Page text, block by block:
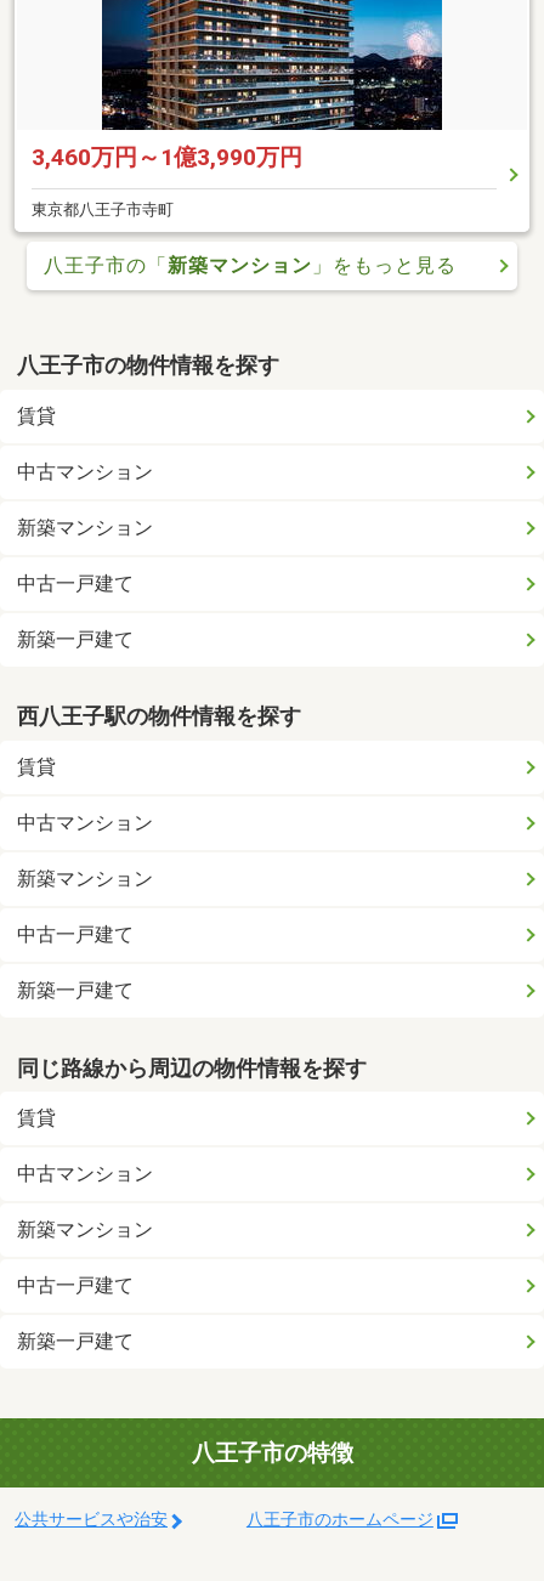
3,460万円～1億3,990万円
東京都八王子市寺町
八王子市の「 新築マンション 」をもっと見る
八王子市の物件情報を探す
賃貸
中古マンション
新築マンション
中古一戸建て
新築一戸建て
西八王子駅の物件情報を探す
賃貸
中古マンション
新築マンション
中古一戸建て
新築一戸建て
同じ路線から周辺の物件情報を探す
賃貸
中古マンション
新築マンション
中古一戸建て
新築一戸建て
八王子市の特徴
公共サービスや治安 八王子市のホームページ